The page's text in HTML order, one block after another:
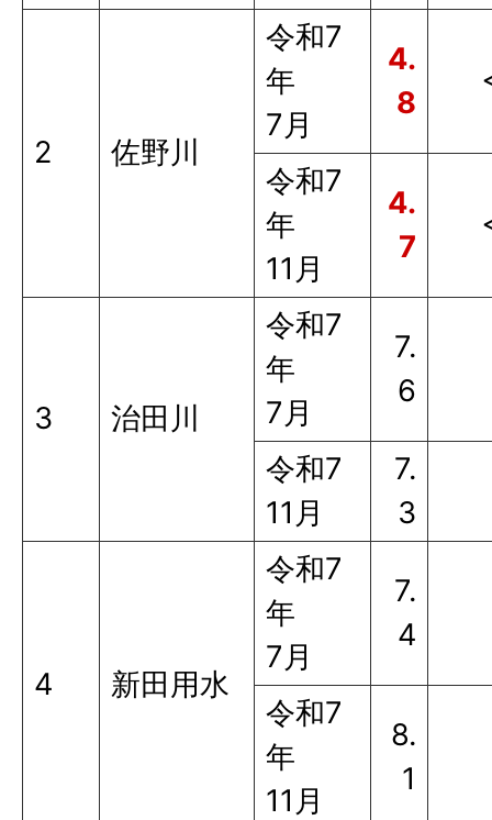
2 佐野川
令和7
年
7月
4.
8
令和7
年
11月
4.
7
3 治田川
令和7
年
7月
7.
6
令和7
11月
7.
3
4 新田用水
令和7
年
7月
7.
4
令和7
年
11月
8.
1